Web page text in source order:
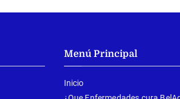
Menú Principal
Inicio